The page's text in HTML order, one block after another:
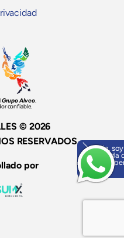
Grupo Alveo.
confiable.
© 2026
RESERVADOS
por
Hola,
ayuda